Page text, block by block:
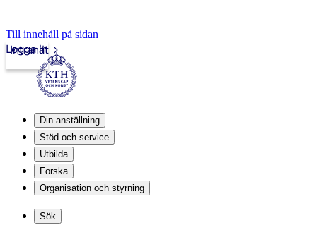
Till innehåll på sidan
Intranät
Logga in
Din anställning
Stöd och service
Utbilda
Forska
Organisation och styrning
Sök